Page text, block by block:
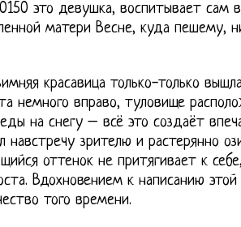
это девушка, воспитывает сам
матери Весне, куда пешему,
красавица только-только
немного вправо, туловище
на снегу – всё это создаёт
зрителю и растерянно
оттенок не притягивает к
Вдохновением к написанию этой
того времени.